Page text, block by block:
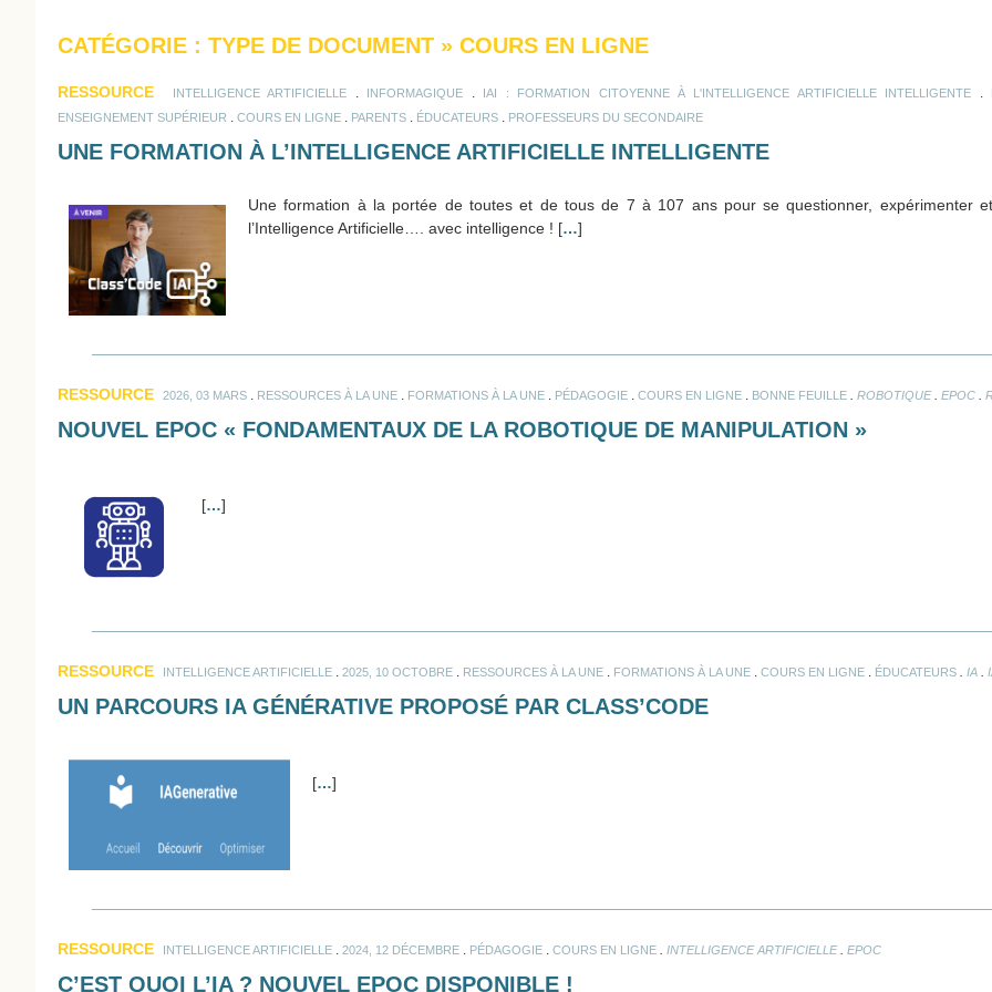
CATÉGORIE : TYPE DE DOCUMENT » COURS EN LIGNE
RESSOURCE INTELLIGENCE ARTIFICIELLE INFORMAGIQUE IAI : FORMATION CITOYENNE À L'INTELLIGENCE ARTIFICIELLE INTELLIGENTE
ENSEIGNEMENT SUPÉRIEUR COURS EN LIGNE PARENTS ÉDUCATEURS PROFESSEURS DU SECONDAIRE
UNE FORMATION À L’INTELLIGENCE ARTIFICIELLE INTELLIGENTE
Une formation à la portée de toutes et de tous de 7 à 107 ans pour se questionner, expérimenter
l’Intelligence Artificielle…. avec intelligence ! […]
RESSOURCE 2026, 03 MARS RESSOURCES À LA UNE FORMATIONS À LA UNE PÉDAGOGIE COURS EN LIGNE BONNE FEUILLE ROBOTIQUE. EPOC
NOUVEL EPOC « FONDAMENTAUX DE LA ROBOTIQUE DE MANIPULATION »
[…]
RESSOURCE INTELLIGENCE ARTIFICIELLE 2025, 10 OCTOBRE RESSOURCES À LA UNE FORMATIONS À LA UNE COURS EN LIGNE ÉDUCATEURS IA
UN PARCOURS IA GÉNÉRATIVE PROPOSÉ PAR CLASS’CODE
[…]
RESSOURCE INTELLIGENCE ARTIFICIELLE 2024, 12 DÉCEMBRE PÉDAGOGIE COURS EN LIGNE INTELLIGENCE ARTIFICIELLE. EPOC
C’EST QUOI L’IA ? NOUVEL EPOC DISPONIBLE !